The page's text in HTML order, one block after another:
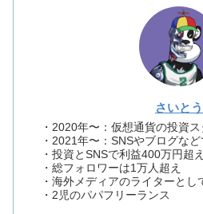
さいとう
・2020年〜：仮想通貨の投資ス
・2021年〜：SNSやブログな
・投資とSNSで利益400万円超え
・総フォロワーは1万人超え
・海外メディアのライターとし
・2児のパパフリーランス